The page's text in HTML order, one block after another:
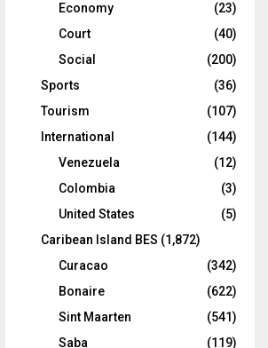
Economy
(23)
Court
(40)
Social
(200)
Sports
(36)
Tourism
(107)
International
(144)
Venezuela
(12)
Colombia
(3)
United States
(5)
Caribean Island BES (1,872)
Curacao
(342)
Bonaire
(622)
Sint Maarten
(541)
Saba
(119)